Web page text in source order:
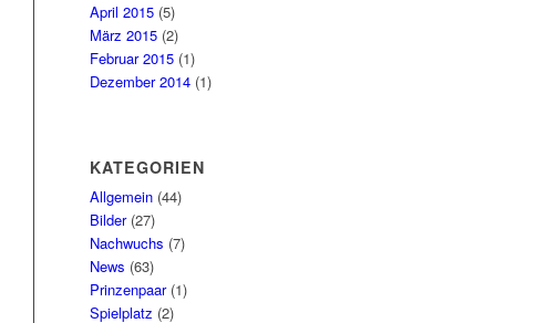
April 2015 (5)
März 2015 (2)
Februar 2015 (1)
Dezember 2014 (1)
KATEGORIEN
Allgemein (44)
Bilder(27)
Nachwuchs (7)
News (63)
Prinzenpaar(1)
Spielplatz (2)